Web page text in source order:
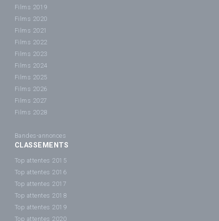
Films 2019
Films 2020
Films 2021
Films 2022
Films 2023
Films 2024
Films 2025
Films 2026
Films 2027
Films 2028
Bandes-annonces
CLASSEMENTS
Top attentes 2015
Top attentes 2016
Top attentes 2017
Top attentes 2018
Top attentes 2019
Top attentes 2020